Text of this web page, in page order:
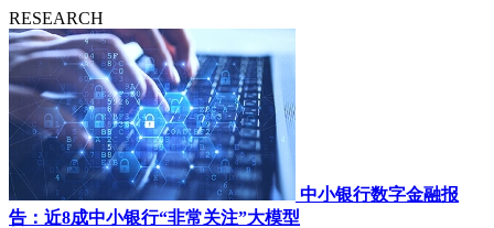
RESEARCH
中小银行数字金融报
告：近8成中小银行“非常关注”大模型